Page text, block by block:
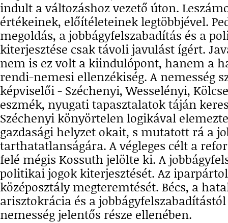
indult a változáshoz vezető úton.
értékeinek, előítéleteinek legtöbbjével.
megoldás, a jobbágyfelszabadítás és a
kiterjesztése csak távoli javulást ígért.
nem is ez volt a kiindulópont, hanem a
rendi-nemesi ellenzékiség. A nemesség
képviselői - Széchenyi, Wesselényi,
eszmék, nyugati tapasztalatok táján
Széchenyi könyörtelen logikával
gazdasági helyzet okait, s mutatott rá a
tarthatatlanságára. A végleges célt a
felé mégis Kossuth jelölte ki. A
politikai jogok kiterjesztését. Az
középosztály megteremtését. Bécs, a
arisztokrácia és a
nemesség jelentős része ellenében.